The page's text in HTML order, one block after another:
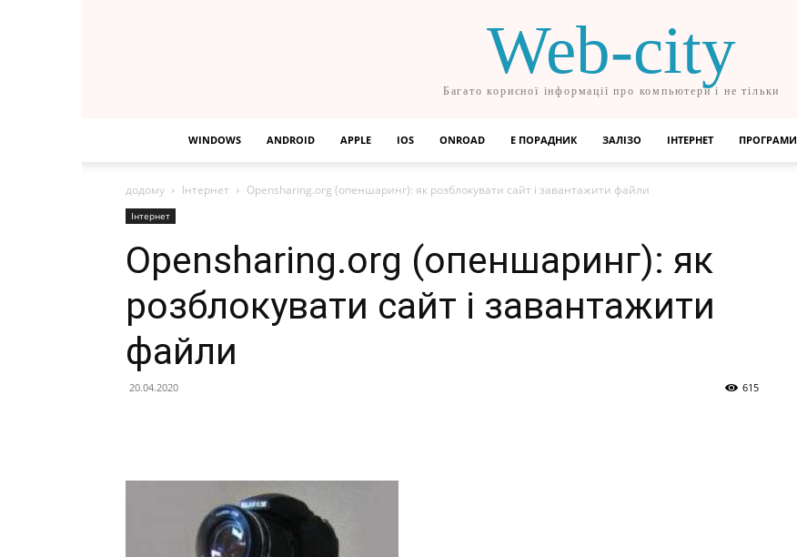
Web-city
Багато корисної інформації про компьютери і не тільки
WINDOWS ANDROID APPLE IOS ONROAD Е ПОРАДНИК ЗАЛІЗО ІНТЕРНЕТ ПРОГРАМИ
додому Інтернет Opensharing.org (опеншаринг): як розблокувати сайт і завантажити файли
Інтернет
Opensharing.org (опеншаринг): як
розблокувати сайт і завантажити
файли
20.04.2020 615